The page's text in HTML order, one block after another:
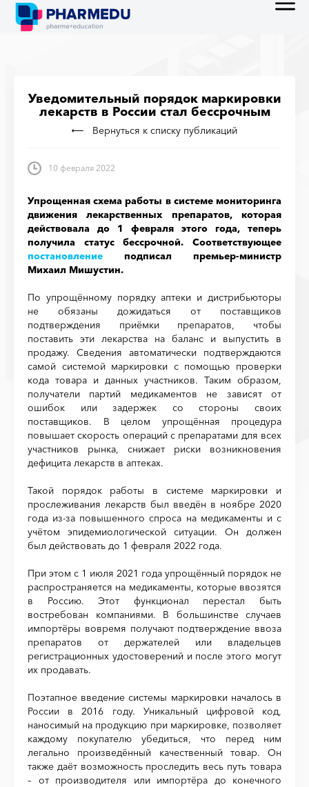
Уведомительный порядок маркировки
лекарств в России стал бессрочным
Вернуться к списку публикаций
10 февраля 2022
Упрощенная схема работы в системе мониторинга
движения лекарственных препаратов, которая
действовала до 1 февраля этого года, теперь
получила статус бессрочной. Соответствующее
постановление подписал премьер-министр
Михаил Мишустин.
По упрощённому порядку аптеки и дистрибьюторы
не обязаны дожидаться от поставщиков
подтверждения приёмки препаратов, чтобы
поставить эти лекарства на баланс и выпустить в
продажу. Сведения автоматически подтверждаются
самой системой маркировки с помощью проверки
кода товара и данных участников. Таким образом,
получатели партий медикаментов не зависят от
ошибок или задержек со стороны своих
поставщиков. В целом упрощённая процедура
повышает скорость операций с препаратами для всех
участников рынка, снижает риски возникновения
дефицита лекарств в аптеках.
Такой порядок работы в системе маркировки и
прослеживания лекарств был введён в ноябре 2020
года из-за повышенного спроса на медикаменты и с
учётом эпидемиологической ситуации. Он должен
был действовать до 1 февраля 2022 года.
При этом с 1 июля 2021 года упрощённый порядок не
распространяется на медикаменты, которые ввозятся
в Россию. Этот функционал перестал быть
востребован компаниями. В большинстве случаев
импортёры вовремя получают подтверждение ввоза
препаратов от держателей или владельцев
регистрационных удостоверений и после этого могут
их продавать.
Поэтапное введение системы маркировки началось в
России в 2016 году. Уникальный цифровой код,
наносимый на продукцию при маркировке, позволяет
каждому покупателю убедиться, что перед ним
легально произведённый качественный товар. Он
также даёт возможность проследить весь путь товара
– от производителя или импортёра до конечного